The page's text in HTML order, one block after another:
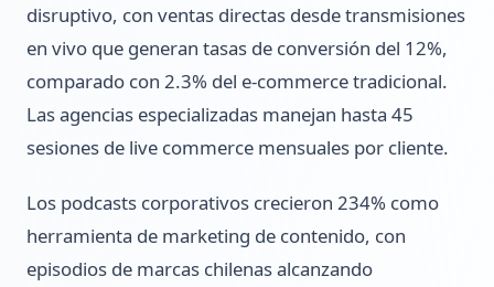
disruptivo, con ventas directas desde transmisiones
en vivo que generan tasas de conversión del 12%,
comparado con 2.3% del e-commerce tradicional.
Las agencias especializadas manejan hasta 45
sesiones de live commerce mensuales por cliente.
Los podcasts corporativos crecieron 234% como
herramienta de marketing de contenido, con
episodios de marcas chilenas alcanzando